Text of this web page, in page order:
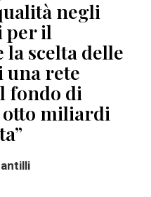
negli
per il
scelta delle
una rete
fondo di
otto miliardi